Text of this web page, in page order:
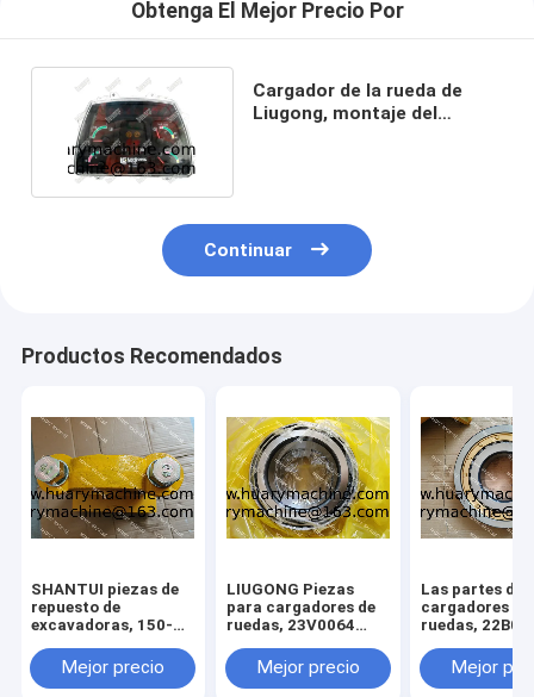
Obtenga El Mejor Precio Por
Cargador de la rueda de
Liugong, montaje del
Continuar
Productos Recomendados
SHANTUI piezas de
repuesto de
excavadoras, 150-
13214 150-71-31420
perno, pivote assy
Mejor precio
LIUGONG Piezas
para cargadores de
ruedas, 23V0064
Mejor precio
Las partes de
cargadores de
ruedas,
Mejor